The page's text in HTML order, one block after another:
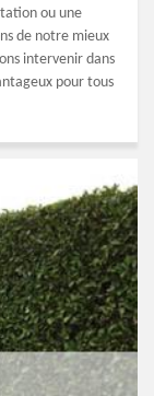
ou une
de notre mieux
intervenir dans
pour tous